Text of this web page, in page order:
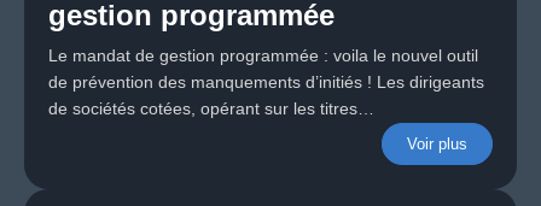
gestion programmée
Le mandat de gestion programmée : voila le nouvel outil
de prévention des manquements d’initiés ! Les dirigeants
de sociétés cotées, opérant sur les titres…
Voir plus